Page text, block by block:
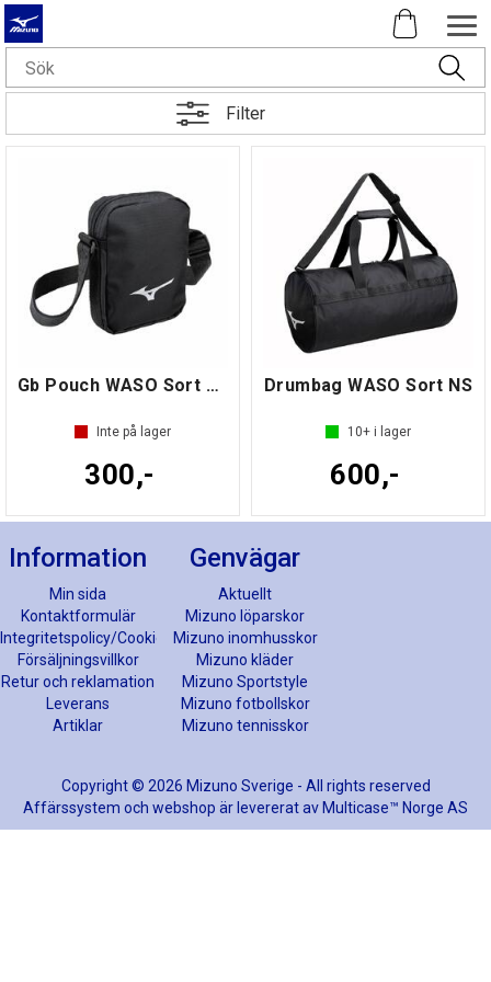
Filter
Gb Pouch WASO Sort NS
Inte på lager
300,-
Drumbag WASO Sort NS
10+ i lager
600,-
Information
Min sida
Kontaktformulär
Integritetspolicy/Cookies
Försäljningsvillkor
Retur och reklamation
Leverans
Artiklar
Genvägar
Aktuellt
Mizuno löparskor
Mizuno inomhusskor
Mizuno kläder
Mizuno Sportstyle
Mizuno fotbollskor
Mizuno tennisskor
Copyright © 2026 Mizuno Sverige - All rights reserved
Affärssystem och webshop är levererat av Multicase™ Norge AS